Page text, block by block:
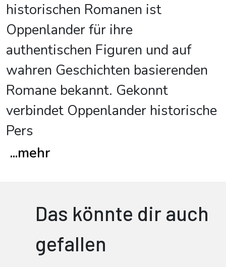
historischen Romanen ist
Oppenlander für ihre
authentischen Figuren und auf
wahren Geschichten basierenden
Romane bekannt. Gekonnt
verbindet Oppenlander historische
Pers
...mehr
Das könnte dir auch
gefallen